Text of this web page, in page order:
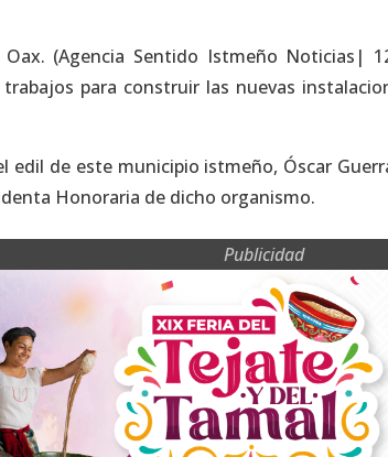
Oax. (Agencia Sentido Istmeño Noticias|
para construir las nuevas
edil de este municipio istmeño, Óscar
Honoraria de dicho organismo.
Publicidad